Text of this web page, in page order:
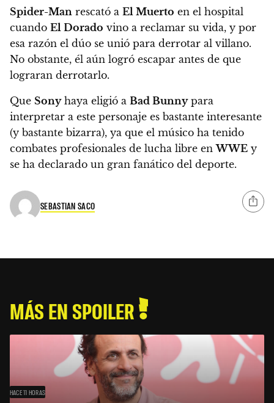
Spider-Man rescató a El Muerto en el hospital
cuando El Dorado vino a reclamar su vida, y por
esa razón el dúo se unió para derrotar al villano.
No obstante, él aún logró escapar antes de que
lograran derrotarlo.
Que Sonyhaya eligió a Bad Bunnypara
interpretar a este personaje es bastante interesante
(y bastante bizarra), ya que el músico ha tenido
combates profesionales de lucha libre enWWE y
se ha declarado un gran fanático del deporte.
SEBASTIAN SACO
MÁS EN SPOILER
HACE 11 HORAS